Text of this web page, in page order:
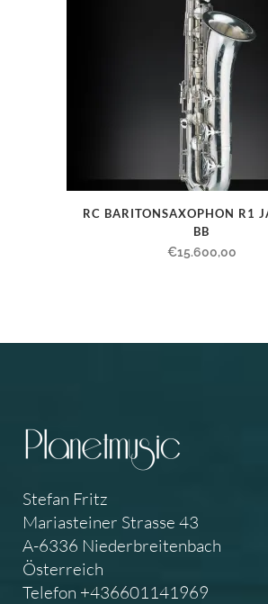
RC BARITONSAXOPHON R1
BB
€15.600,00
Stefan Fritz
Mariasteiner Strasse 43
A-6336 Niederbreitenbach
Österreich
Telefon +436601141969